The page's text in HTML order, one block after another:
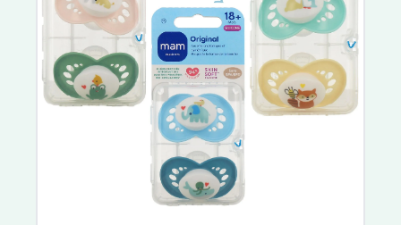
ABCDerm
Gifrer
Elgydium
Expanscience
Uriage Bébé